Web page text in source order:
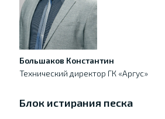
Большаков Константин
Технический директор ГК «Аргус»
Блок истирания песка